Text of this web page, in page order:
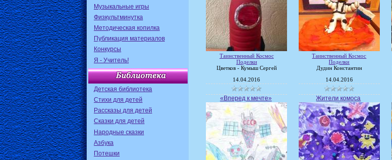
Музыкальные игры
Физкультминутка
Методическая копилка
Публикация материалов
Конкурсы
Я - Учитель!
Детская библиотека
Стихи для детей
Рассказы для детей
Сказки для детей
Народные сказки
Азбука
Потешки
Таинственный Космос
Поделки
Цветков - Кумыш Сергей
14.04.2016
Таинственный Космос
Поделки
Дудин Константин
14.04.2016
«Вперед к мечте» Жители комоса